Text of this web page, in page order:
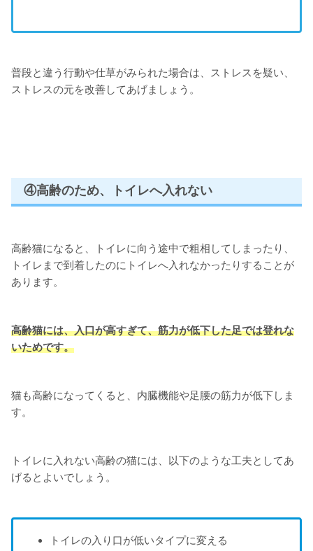
普段と違う行動や仕草がみられた場合は、ストレスを疑い、
ストレスの元を改善してあげましょう。
④高齢のため、トイレへ入れない
高齢猫になると、トイレに向う途中で粗相してしまったり、
トイレまで到着したのにトイレへ入れなかったりすることが
あります。
高齢猫には、入口が高すぎて、筋力が低下した足では登れな
いためです。
猫も高齢になってくると、内臓機能や足腰の筋力が低下しま
す。
トイレに入れない高齢の猫には、以下のような工夫としてあ
げるとよいでしょう。
トイレの入り口が低いタイプに変える